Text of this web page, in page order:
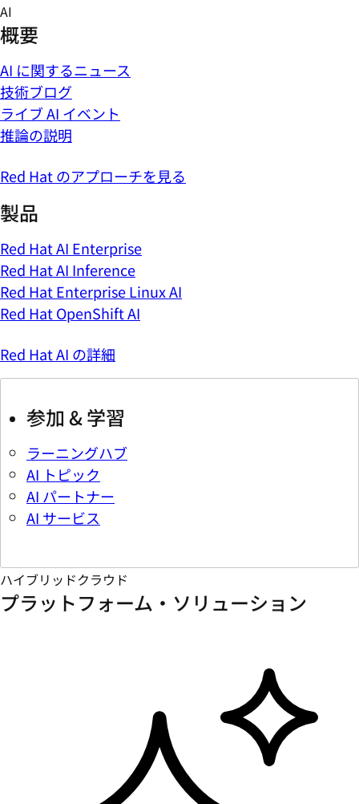
Skip
to
content
AI
概要
AI に関するニュース
技術ブログ
ライブ AI イベント
推論の説明
Red Hat のアプローチを見る
製品
Red Hat AI Enterprise
Red Hat AI Inference
Red Hat Enterprise Linux AI
Red Hat OpenShift AI
Red Hat AI の詳細
参加 & 学習
ラーニングハブ
AI トピック
AI パートナー
AI サービス
ハイブリッドクラウド
プラットフォーム・ソリューション